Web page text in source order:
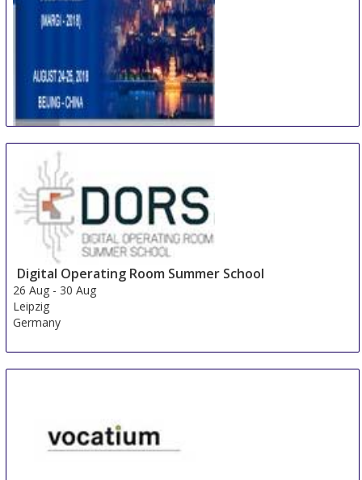
Academic Research & Global Innovation
24 Aug - 25 Aug
Beijing area
China
Digital Operating Room Summer School
26 Aug - 30 Aug
Leipzig
Germany